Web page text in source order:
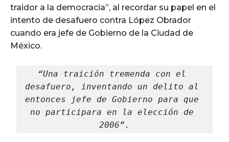
traidor a la democracia”, al recordar su papel en el
intento de desafuero contra López Obrador
cuando era jefe de Gobierno de la Ciudad de
México.
“Una traición tremenda con el
desafuero, inventando un delito al
entonces jefe de Gobierno para que
no participara en la elección de
2006”.